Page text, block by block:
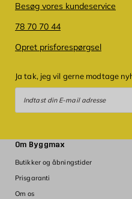
Besøg vores kundeservice
78 70 70 44
Opret prisforespørgsel
Ja tak, jeg vil gerne modtage
Om Byggmax
Butikker og åbningstider
Prisgaranti
Om os